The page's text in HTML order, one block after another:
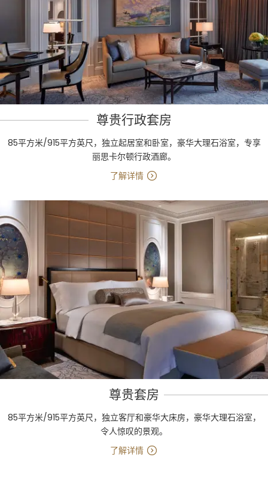
尊贵行政套房
85平方米/915平方英尺，独立起居室和卧室，豪华大理石浴室，专享
丽思卡尔顿行政酒廊。
了解详情
尊贵套房
85平方米/915平方英尺，独立客厅和豪华大床房，豪华大理石浴室，
令人惊叹的景观。
了解详情